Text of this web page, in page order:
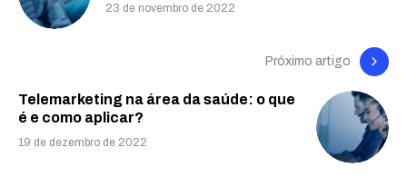
23 de novembro de 2022
Próximo artigo
Telemarketing na área da saúde: o que
é e como aplicar?
19 de dezembro de 2022